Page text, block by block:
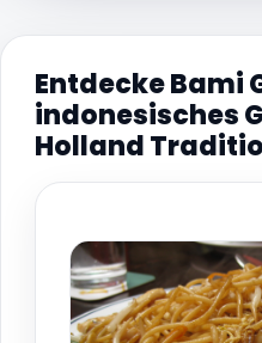
Entdecke Bami
indonesisches
Holland